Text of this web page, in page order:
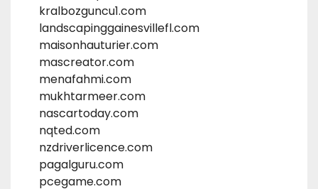
kralbozguncu1.com
landscapinggainesvillefl.com
maisonhauturier.com
mascreator.com
menafahmi.com
mukhtarmeer.com
nascartoday.com
nqted.com
nzdriverlicence.com
pagalguru.com
pcegame.com